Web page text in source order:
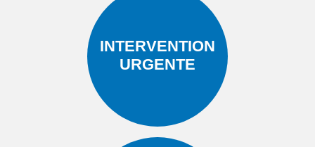
INTERVENTION
URGENTE